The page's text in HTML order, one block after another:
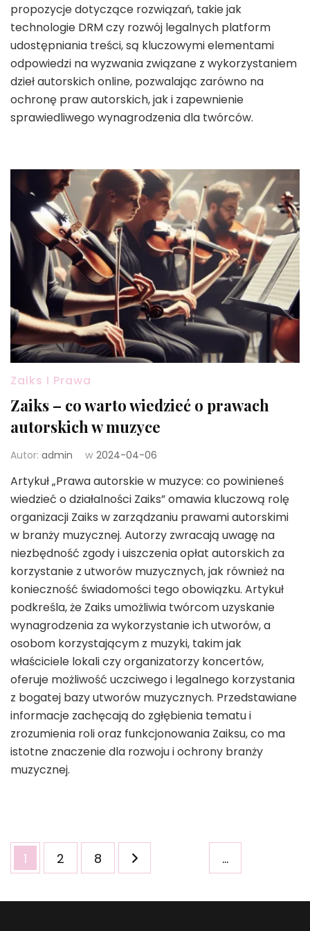
propozycje dotyczące rozwiązań, takie jak
technologie DRM czy rozwój legalnych platform
udostępniania treści, są kluczowymi elementami
odpowiedzi na wyzwania związane z wykorzystaniem
dzieł autorskich online, pozwalając zarówno na
ochronę praw autorskich, jak i zapewnienie
sprawiedliwego wynagrodzenia dla twórców.
Zaiks I Prawa
Zaiks – co warto wiedzieć o prawach
autorskich w muzyce
Autor: admin w 2024-04-06
Artykuł „Prawa autorskie w muzyce: co powinieneś
wiedzieć o działalności Zaiks” omawia kluczową rolę
organizacji Zaiks w zarządzaniu prawami autorskimi
w branży muzycznej. Autorzy zwracają uwagę na
niezbędność zgody i uiszczenia opłat autorskich za
korzystanie z utworów muzycznych, jak również na
konieczność świadomości tego obowiązku. Artykuł
podkreśla, że Zaiks umożliwia twórcom uzyskanie
wynagrodzenia za wykorzystanie ich utworów, a
osobom korzystającym z muzyki, takim jak
właściciele lokali czy organizatorzy koncertów,
oferuje możliwość uczciwego i legalnego korzystania
z bogatej bazy utworów muzycznych. Przedstawiane
informacje zachęcają do zgłębienia tematu i
zrozumienia roli oraz funkcjonowania Zaiksu, co ma
istotne znaczenie dla rozwoju i ochrony branży
muzycznej.
Stronicowanie
wpisów
Strona
1 Strona
2 …
Strona
8